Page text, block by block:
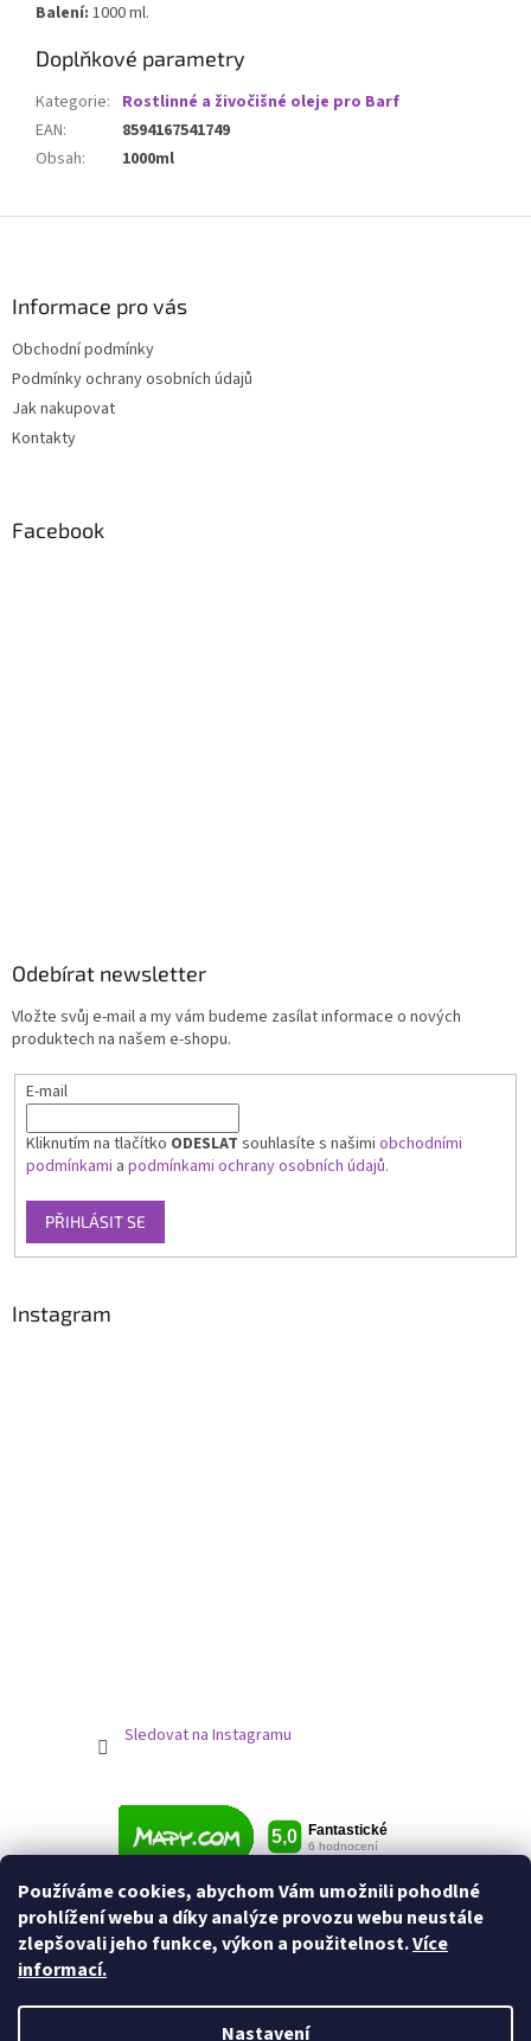
Používáme cookies, abychom Vám umožnili pohodlné
prohlížení webu a díky analýze provozu webu neustále
zlepšovali jeho funkce, výkon a použitelnost.Více
informací.
Nastavení
Balení: 1000 ml.
Doplňkové parametry
Kategorie: Rostlinné a živočišné oleje pro Barf
EAN:
8594167541749
Obsah: 1000ml
Informace pro vás
Obchodní podmínky
Podmínky ochrany osobních údajů
Jak nakupovat
Kontakty
Facebook
Odebírat newsletter
Vložte svůj e-mail a my vám budeme zasílat informace o nových
produktech na našem e-shopu.
E-mail
Kliknutím na tlačítko ODESLAT souhlasíte s našimi obchodními
podmínkami a podmínkami ochrany osobních údajů.
PŘIHLÁSIT SE
Instagram
Sledovat na Instagramu